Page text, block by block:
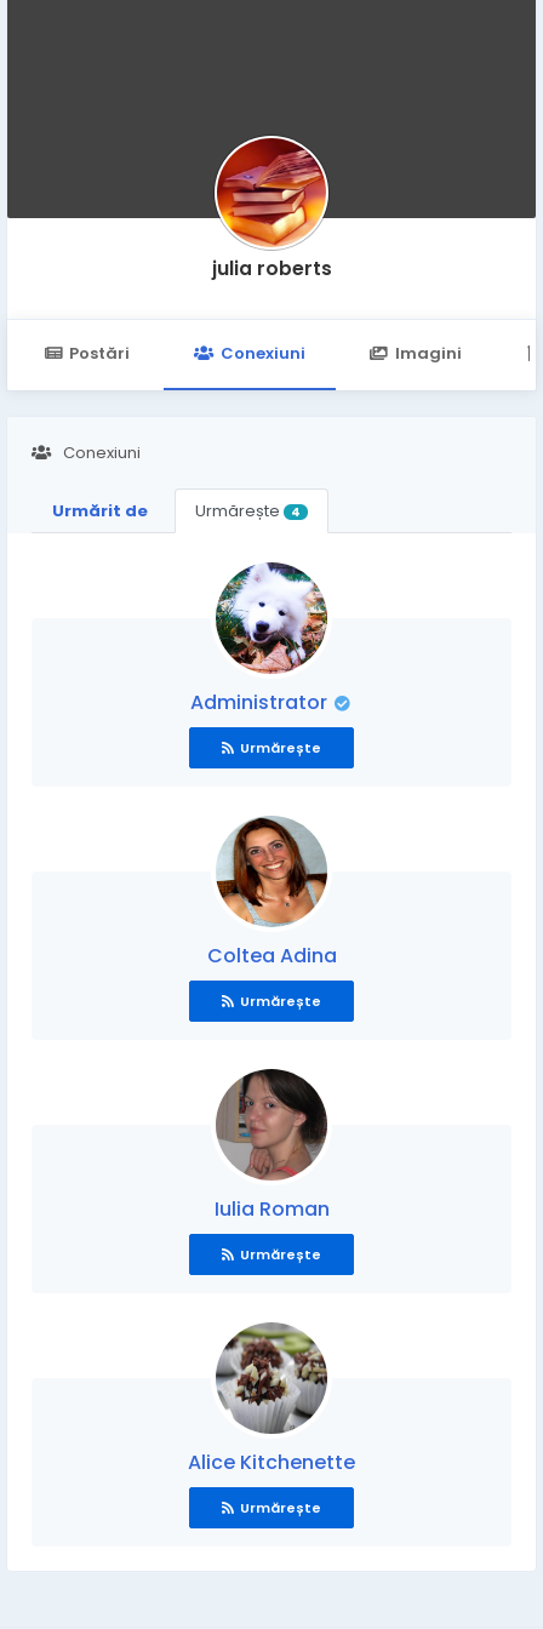
julia roberts
Postări Conexiuni Imagini
Conexiuni
Urmărit de Urmărește 4
Administrator
Urmărește
Coltea Adina
Urmărește
Iulia Roman
Urmărește
Alice Kitchenette
Urmărește